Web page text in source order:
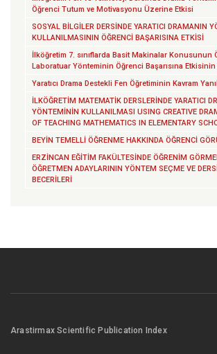
Öğrenci Tutum ve Motivasyonu Üzerine Etkisi
SOSYAL BİLGİLER DERSİNDE YARATICI DRAMANIN
KULLANILMASININ ÖĞRENCİ BAŞARISINA ETKİSİ
İlköğretim 7. sınıflarda Basit Makinalar Konusunun
Laboratuar Yönteminin Öğrenci Başarısına Etkisinin
Yaratıcı Drama Destekli Fen Öğretiminin Kavram
İLKÖĞRETİM MATEMATİK DERSLERİNDE YARATICI
YÖNTEMİNİN KULLANILMASI USING CREATIVE
OF TEACHING MATHEMATICS IN ELEMENTARY
BEYİN TEMELLİ ÖĞRENME HAKKINDA ÖĞRENCİ
ERZİNCAN EĞİTİM FAKÜLTESİNDE ÖĞRENİM
ÖĞRETMEN ADAYLARININ YÖNTEM SEÇME VE
BECERİLERİ
Arastirmax Scientific Publication Index